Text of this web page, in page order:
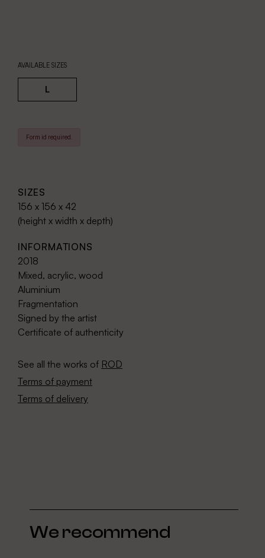
AVAILABLE SIZES
L
Form id required.
SIZES
156 x 156 x 42
(height x width x depth)
INFORMATIONS
2018
Mixed, acrylic, wood
Aluminium
Fragmentation
Signed by the artist
Certificate of authenticity
See all the works of ROD
Terms of payment
Terms of delivery
We recommend